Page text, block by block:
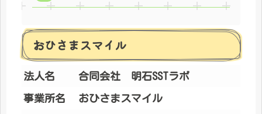
おひさまスマイル
法人名 合同会社 明石SSTラボ
事業所名 おひさまスマイル